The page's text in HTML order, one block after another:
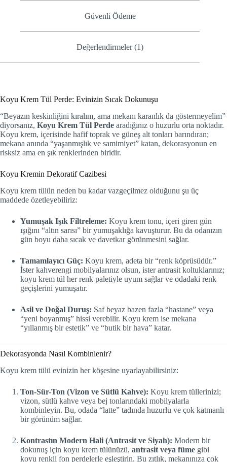
Güvenli Ödeme
Değerlendirmeler (1)
Koyu Krem Tül Perde: Evinizin Sıcak Dokunuşu
“Beyazın keskinliğini kıralım, ama mekanı karanlık da göstermeyelim”
diyorsanız, Koyu Krem Tül Perde aradığınız o huzurlu orta noktadır.
Koyu krem, içerisinde hafif toprak ve güneş alt tonları barındıran;
mekana anında “yaşanmışlık ve samimiyet” katan, dekorasyonun en
risksiz ama en şık renklerinden biridir.
Koyu Kremin Dekoratif Cazibesi
Koyu krem tülün neden bu kadar vazgeçilmez olduğunu şu üç
maddede özetleyebiliriz:
Yumuşak Işık Filtreleme: Koyu krem tonu, içeri giren gün
ışığını “altın sarısı” bir yumuşaklığa kavuşturur. Bu da odanızın
gün boyu daha sıcak ve davetkar görünmesini sağlar.
Tamamlayıcı Güç: Koyu krem, adeta bir “renk köprüsüdür.”
İster kahverengi mobilyalarınız olsun, ister antrasit koltuklarınız;
koyu krem tül her renk paletiyle uyum sağlar ve odadaki renk
geçişlerini yumuşatır.
Asil ve Doğal Duruş: Saf beyaz bazen fazla “hastane” veya
“yeni boyanmış” hissi verebilir. Koyu krem ise mekana
“yıllanmış bir estetik” ve “butik bir hava” katar.
Dekorasyonda Nasıl Kombinlenir?
Koyu krem tülü evinizin her köşesine uyarlayabilirsiniz:
Ton-Sür-Ton (Vizon ve Sütlü Kahve): Koyu krem tüllerinizi;
vizon, sütlü kahve veya bej tonlarındaki mobilyalarla
kombinleyin. Bu, odada “latte” tadında huzurlu ve çok katmanlı
bir görünüm sağlar.
Kontrastın Modern Hali (Antrasit ve Siyah): Modern bir
dokunuş için koyu krem tülünüzü, antrasit veya füme gibi
koyu renkli fon perdelerle eşleştirin. Bu zıtlık, mekanınıza çok